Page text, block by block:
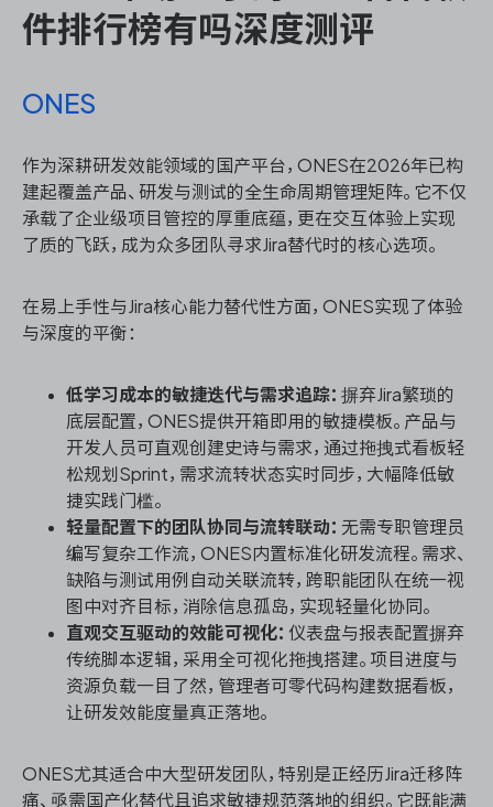
件排行榜有吗深度测评
ONES
作为深耕研发效能领域的国产平台，ONES在2026年已构
建起覆盖产品、研发与测试的全生命周期管理矩阵。它不仅
承载了企业级项目管控的厚重底蕴，更在交互体验上实现
了质的飞跃，成为众多团队寻求Jira替代时的核心选项。
在易上手性与Jira核心能力替代性方面，ONES实现了体验
与深度的平衡：
低学习成本的敏捷迭代与需求追踪： 摒弃Jira繁琐的
底层配置，ONES提供开箱即用的敏捷模板。产品与
开发人员可直观创建史诗与需求，通过拖拽式看板轻
松规划Sprint，需求流转状态实时同步，大幅降低敏
捷实践门槛。
轻量配置下的团队协同与流转联动： 无需专职管理员
编写复杂工作流，ONES内置标准化研发流程。需求、
缺陷与测试用例自动关联流转，跨职能团队在统一视
图中对齐目标，消除信息孤岛，实现轻量化协同。
直观交互驱动的效能可视化： 仪表盘与报表配置摒弃
传统脚本逻辑，采用全可视化拖拽搭建。项目进度与
资源负载一目了然，管理者可零代码构建数据看板，
让研发效能度量真正落地。
ONES尤其适合中大型研发团队，特别是正经历Jira迁移阵
痛、亟需国产化替代且追求敏捷规范落地的组织。它既能满